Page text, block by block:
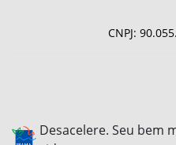
CNPJ:
Desacelere. Seu bem